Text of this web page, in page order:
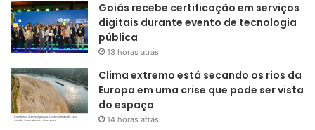
Goiás recebe certificação em serviços
digitais durante evento de tecnologia
pública
13 horas atrás
Clima extremo está secando os rios da
Europa em uma crise que pode ser vista
do espaço
14 horas atrás